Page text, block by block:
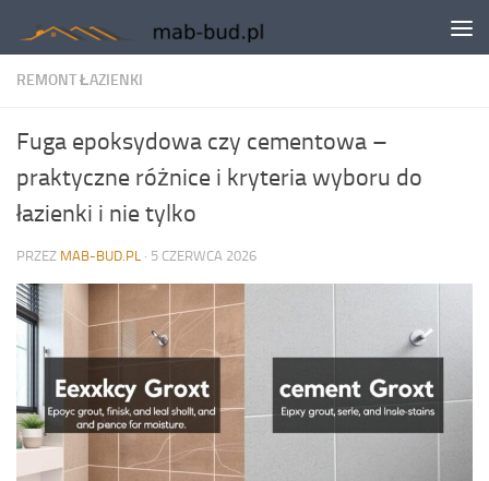
Skip to content
REMONT ŁAZIENKI
Fuga epoksydowa czy cementowa –
praktyczne różnice i kryteria wyboru do
łazienki i nie tylko
PRZEZ MAB-BUD.PL · 5 CZERWCA 2026